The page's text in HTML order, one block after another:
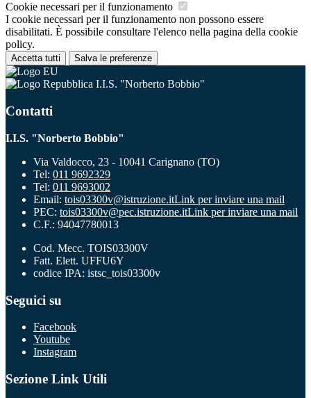
Cookie necessari per il funzionamento
I cookie necessari per il funzionamento non possono essere
disabilitati. È possibile consultare l'elenco nella pagina della cookie
policy.
Accetta tutti Salva le preferenze
I.I.S. "Norberto Bobbio"
Contatti
I.I.S. "Norberto Bobbio"
Via Valdocco, 23 - 10041 Carignano (TO)
Tel: 011 9692329
Tel: 011 9693002
Email: tois03300v@istruzione.itLink per inviare una mail
PEC: tois03300v@pec.istruzione.itLink per inviare una mail
C.F.: 94047780013
Cod. Mecc. TOIS03300V
Fatt. Elett. UFFU6Y
codice IPA: istsc_tois03300v
Seguici su
Facebook
Youtube
Instagram
Sezione Link Utili